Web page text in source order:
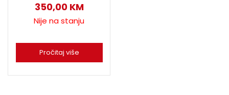
350,00 KM
Nije na stanju
Pročitaj više